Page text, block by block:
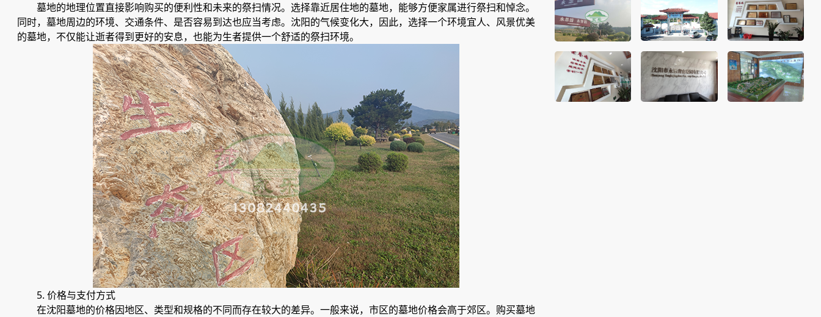
墓地的地理位置直接影响购买的便利性和未来的祭扫情况。选择靠近居住地的墓地，能够方便家属进行祭扫和悼念。
同时，墓地周边的环境、交通条件、是否容易到达也应当考虑。沈阳的气候变化大，因此，选择一个环境宜人、风景优美
的墓地，不仅能让逝者得到更好的安息，也能为生者提供一个舒适的祭扫环境。
5. 价格与支付方式
在沈阳墓地的价格因地区、类型和规格的不同而存在较大的差异。一般来说，市区的墓地价格会高于郊区。购买墓地